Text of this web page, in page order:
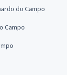
do Campo
Campo